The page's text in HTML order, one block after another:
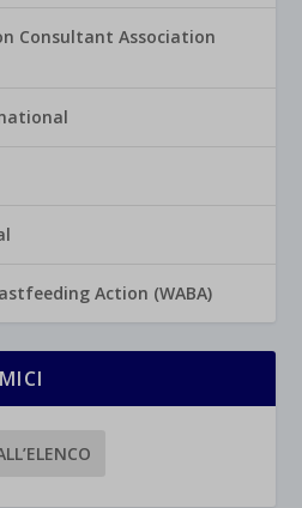
Consultant Association
Action (WABA)